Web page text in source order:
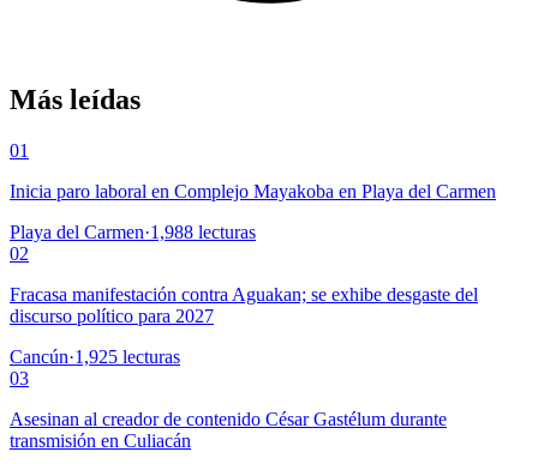
Más leídas
01
Inicia paro laboral en Complejo Mayakoba en Playa del Carmen
Playa del Carmen·1,988 lecturas
02
Fracasa manifestación contra Aguakan; se exhibe desgaste del
discurso político para 2027
Cancún·1,925 lecturas
03
Asesinan al creador de contenido César Gastélum durante
transmisión en Culiacán